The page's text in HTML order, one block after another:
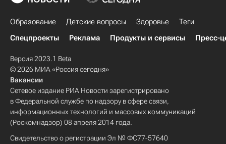
Образование Детские вопросы Здоровье
Теги
Спецпроекты
Реклама Продукты и сервисы Пресс-
Версия 2023.1 Beta
© 2026 МИА «Россия сегодня»
Вакансии
Сетевое издание РИА Новости зарегистрировано
в Федеральной службе по надзору в сфере связи,
информационных технологий и массовых коммуникаций
(Роскомнадзор) 08 апреля 2014 года.
Свидетельство о регистрации Эл № ФС77-57640